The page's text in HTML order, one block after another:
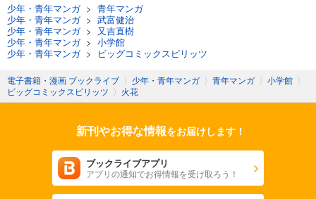
少年・青年マンガ> 青年マンガ
少年・青年マンガ> 武富健治
少年・青年マンガ> 又吉直樹
少年・青年マンガ> 小学館
少年・青年マンガ> ビッグコミックスピリッツ
電子書籍・漫画 ブックライブ 〉 少年・青年マンガ 〉 青年マンガ 〉 小学館 〉
ビッグコミックスピリッツ 〉 火花
新刊やお得な情報をお届けします！
ブックライブアプリ
アプリの通知でお得情報を受け取ろう！